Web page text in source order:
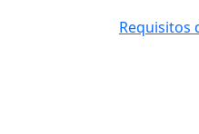
Requisitos